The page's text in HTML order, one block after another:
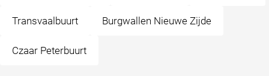
Transvaalbuurt Burgwallen Nieuwe Zijde
Czaar Peterbuurt